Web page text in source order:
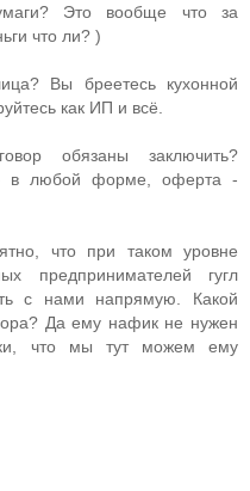
Это вообще что за
что ли? )
Вы бреетесь кухонной
как ИП и всё.
обязаны заключить?
в любой форме, оферта -
что при таком уровне
предпринимателей гугл
с нами напрямую. Какой
Да ему нафик не нужен
что мы тут можем ему